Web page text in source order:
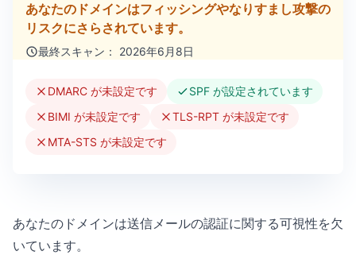
あなたのドメインはフィッシングやなりすまし攻撃の
リスクにさらされています。
最終スキャン： 2026年6月8日
DMARC が未設定です
SPF が設定されています
BIMI が未設定です
TLS-RPT が未設定です
MTA-STS が未設定です
あなたのドメインは送信メールの認証に関する可視性を欠
いています。